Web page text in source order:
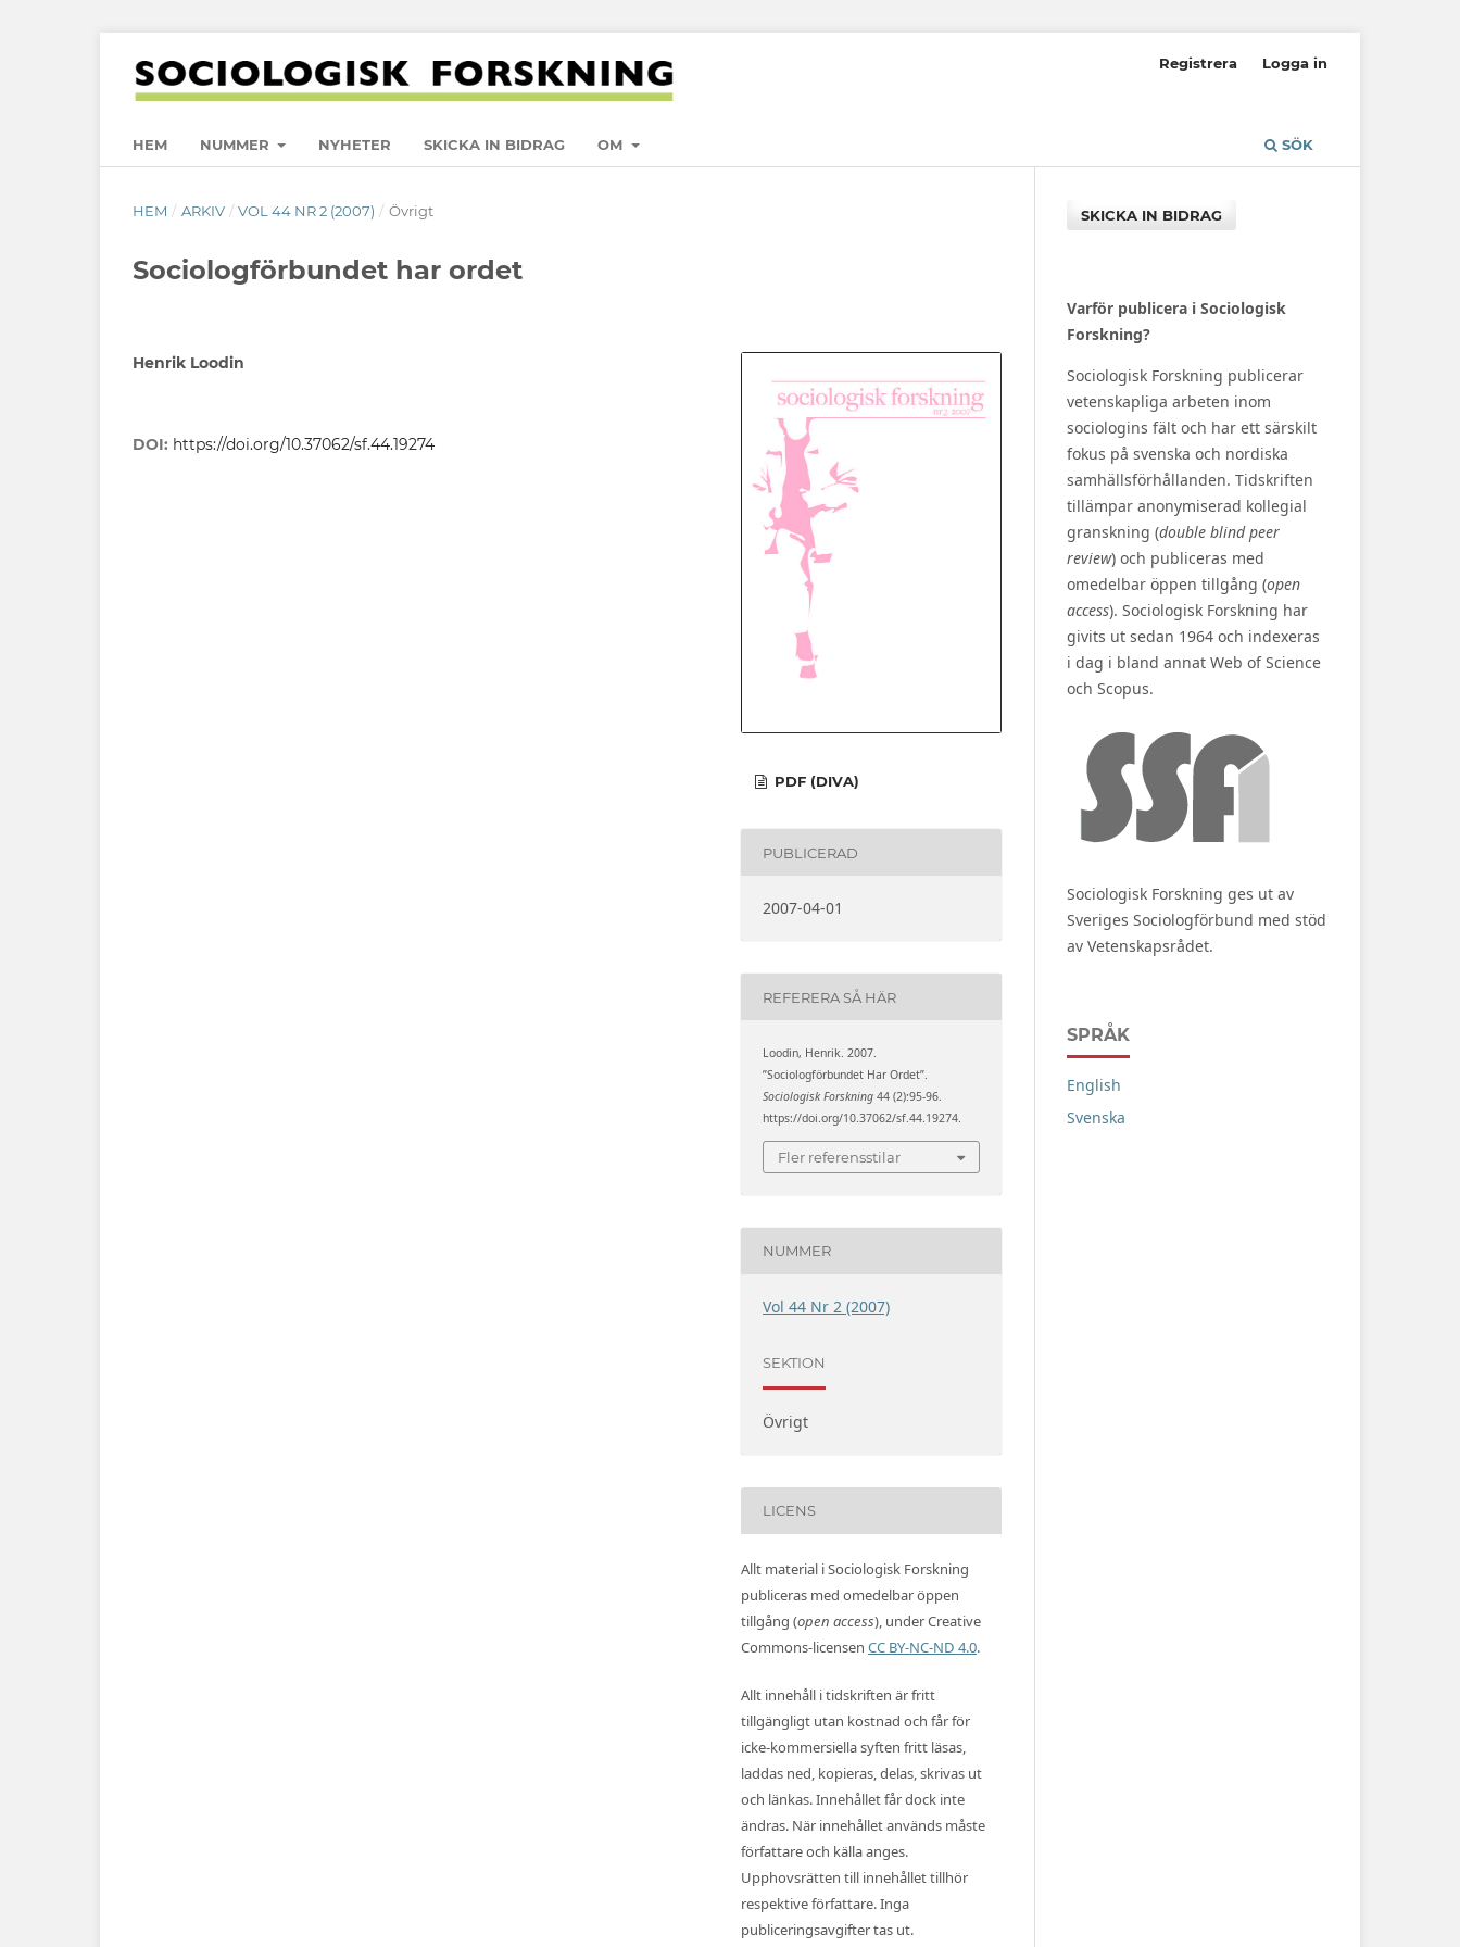
HEM NUMMER NYHETER SKICKA IN BIDRAG OM SÖK
Registrera Logga in
HEM / ARKIV / VOL 44 NR 2 (2007) / Övrigt
Sociologförbundet har ordet
Henrik Loodin
DOI: https://doi.org/10.37062/sf.44.19274
PDF (DIVA)
PUBLICERAD
2007-04-01
REFERERA SÅ HÄR
Loodin, Henrik. 2007.
”Sociologförbundet Har Ordet”.
Sociologisk Forskning 44 (2):95-96.
https://doi.org/10.37062/sf.44.19274.
Fler referensstilar
NUMMER
Vol 44 Nr 2 (2007)
SEKTION
Övrigt
LICENS
Allt material i Sociologisk Forskning
publiceras med omedelbar öppen
tillgång (open access), under Creative
Commons-licensen CC BY-NC-ND 4.0.
Allt innehåll i tidskriften är fritt
tillgängligt utan kostnad och får för
icke-kommersiella syften fritt läsas,
laddas ned, kopieras, delas, skrivas ut
och länkas. Innehållet får dock inte
ändras. När innehållet används måste
författare och källa anges.
Upphovsrätten till innehållet tillhör
respektive författare. Inga
publiceringsavgifter tas ut.
SKICKA IN BIDRAG
Varför publicera i Sociologisk
Forskning?
Sociologisk Forskning publicerar
vetenskapliga arbeten inom
sociologins fält och har ett särskilt
fokus på svenska och nordiska
samhällsförhållanden. Tidskriften
tillämpar anonymiserad kollegial
granskning (double blind peer
review) och publiceras med
omedelbar öppen tillgång (open
access). Sociologisk Forskning har
givits ut sedan 1964 och indexeras
i dag i bland annat Web of Science
och Scopus.
Sociologisk Forskning ges ut av
Sveriges Sociologförbund med stöd
av Vetenskapsrådet.
SPRÅK
English
Svenska